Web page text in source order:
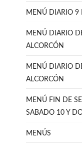
MENÚ DIARIO 9
MENÚ DIARIO
ALCORCÓN
MENÚ DIARIO
ALCORCÓN
MENÚ FIN DE
SABADO 10 Y
MENÚS